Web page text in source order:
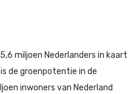
miljoen Nederlanders in kaart
de groenpotentie in de
inwoners van Nederland